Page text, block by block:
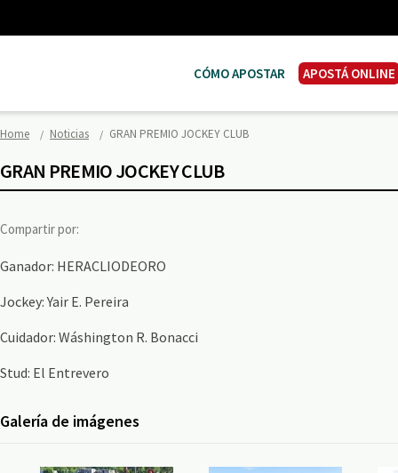
CÓMO APOSTAR APOSTÁ ONLINE
Home Noticias GRAN PREMIO JOCKEY CLUB
GRAN PREMIO JOCKEY CLUB
Compartir por:
Ganador: HERACLIODEORO
Jockey: Yair E. Pereira
Cuidador: Wáshington R. Bonacci
Stud: El Entrevero
Galería de imágenes